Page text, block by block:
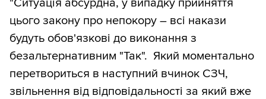
цього закону про непокору – всі накази
будуть обов'язкові до виконання з
безальтернативним "Так". Який моментально
перетвориться в наступний вчинок СЗЧ,
звільнення від відповідальності за який вже